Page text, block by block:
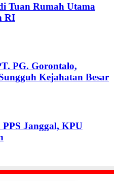
Tuan Rumah Utama
RI
PG. Gorontalo,
Kejahatan Besar
Janggal, KPU